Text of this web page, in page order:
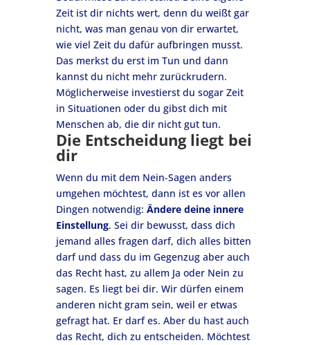
Zeit ist dir nichts wert, denn du weißt gar
nicht, was man genau von dir erwartet,
wie viel Zeit du dafür aufbringen musst.
Das merkst du erst im Tun und dann
kannst du nicht mehr zurückrudern.
Möglicherweise investierst du sogar Zeit
in Situationen oder du gibst dich mit
Menschen ab, die dir nicht gut tun.
Die Entscheidung liegt bei
dir
Wenn du mit dem Nein-Sagen anders
umgehen möchtest, dann ist es vor allen
Dingen notwendig: Ändere deine innere
Einstellung. Sei dir bewusst, dass dich
jemand alles fragen darf, dich alles bitten
darf und dass du im Gegenzug aber auch
das Recht hast, zu allem Ja oder Nein zu
sagen. Es liegt bei dir. Wir dürfen einem
anderen nicht gram sein, weil er etwas
gefragt hat. Er darf es. Aber du hast auch
das Recht, dich zu entscheiden. Möchtest